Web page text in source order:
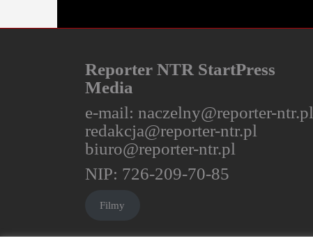
Reporter NTR StartPress
Media
e-mail: naczelny@reporter-ntr.pl
redakcja@reporter-ntr.pl
biuro@reporter-ntr.pl
NIP: 726-209-70-85
Filmy